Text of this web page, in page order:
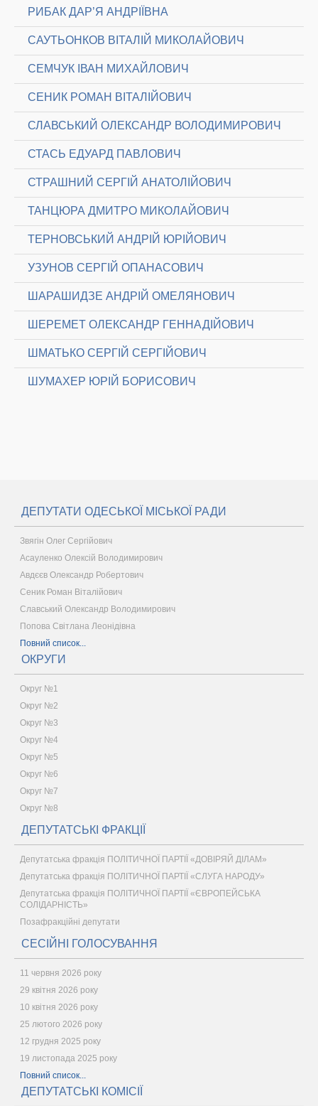
РИБАК ДАР’Я АНДРІЇВНА
САУТЬОНКОВ ВІТАЛІЙ МИКОЛАЙОВИЧ
СЕМЧУК ІВАН МИХАЙЛОВИЧ
СЕНИК РОМАН ВІТАЛІЙОВИЧ
СЛАВСЬКИЙ ОЛЕКСАНДР ВОЛОДИМИРОВИЧ
СТАСЬ ЕДУАРД ПАВЛОВИЧ
СТРАШНИЙ СЕРГІЙ АНАТОЛІЙОВИЧ
ТАНЦЮРА ДМИТРО МИКОЛАЙОВИЧ
ТЕРНОВСЬКИЙ АНДРІЙ ЮРІЙОВИЧ
УЗУНОВ СЕРГІЙ ОПАНАСОВИЧ
ШАРАШИДЗЕ АНДРІЙ ОМЕЛЯНОВИЧ
ШЕРЕМЕТ ОЛЕКСАНДР ГЕННАДІЙОВИЧ
ШМАТЬКО СЕРГІЙ СЕРГІЙОВИЧ
ШУМАХЕР ЮРІЙ БОРИСОВИЧ
ДЕПУТАТИ ОДЕСЬКОЇ МІСЬКОЇ РАДИ
Звягін Олег Сергійович
Асауленко Олексій Володимирович
Авдєєв Олександр Робертович
Сеник Роман Віталійович
Славський Олександр Володимирович
Попова Світлана Леонідівна
Повний список...
ОКРУГИ
Округ №1
Округ №2
Округ №3
Округ №4
Округ №5
Округ №6
Округ №7
Округ №8
ДЕПУТАТСЬКІ ФРАКЦІЇ
Депутатська фракція ПОЛІТИЧНОЇ ПАРТІЇ «ДОВІРЯЙ ДІЛАМ»
Депутатська фракція ПОЛІТИЧНОЇ ПАРТІЇ «СЛУГА НАРОДУ»
Депутатська фракція ПОЛІТИЧНОЇ ПАРТІЇ «ЄВРОПЕЙСЬКА
СОЛІДАРНІСТЬ»
Позафракційні депутати
СЕСІЙНІ ГОЛОСУВАННЯ
11 червня 2026 року
29 квітня 2026 року
10 квітня 2026 року
25 лютого 2026 року
12 грудня 2025 року
19 листопада 2025 року
Повний список...
ДЕПУТАТСЬКІ КОМІСІЇ